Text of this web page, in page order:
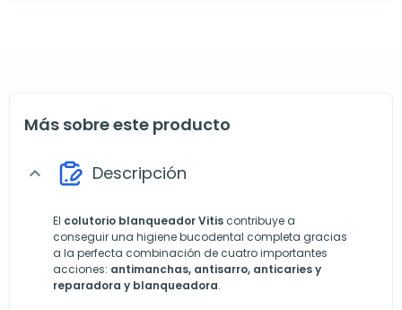
Más sobre este producto
expand_more Descripción
El colutorio blanqueador Vitis contribuye a
conseguir una higiene bucodental completa gracias
a la perfecta combinación de cuatro importantes
acciones: antimanchas, antisarro, anticaries y
reparadora y blanqueadora.